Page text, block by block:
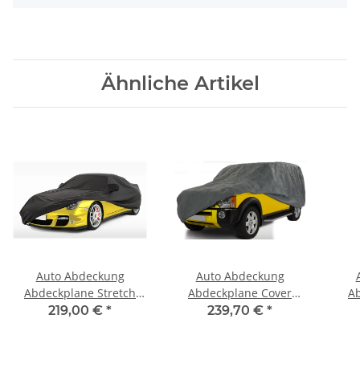
Ähnliche Artikel
Auto Abdeckung
Abdeckplane Stretch
Cover Ganzgarage
219,00 € *
Auto Abdeckung
Abdeckplane Cover
Ganzgarage outdoor
239,70 € *